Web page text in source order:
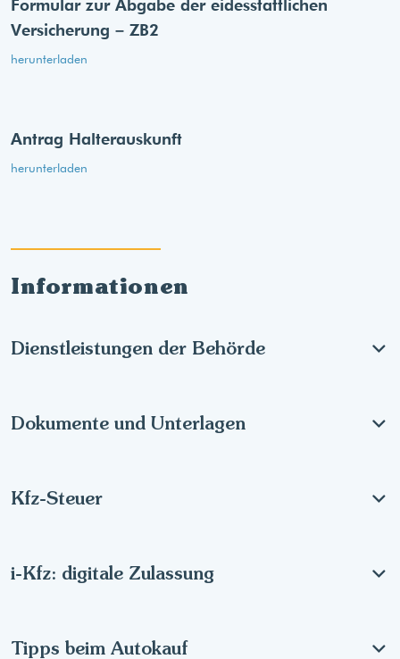
Informationen
Dienstleistungen der Behörde
Dokumente und Unterlagen
Kfz-Steuer
i-Kfz: digitale Zulassung
Tipps beim Autokauf
Formular zur Abgabe der eides­stattlichen
Versicherung – ZB2
herunterladen
Antrag Halterauskunft
herunterladen